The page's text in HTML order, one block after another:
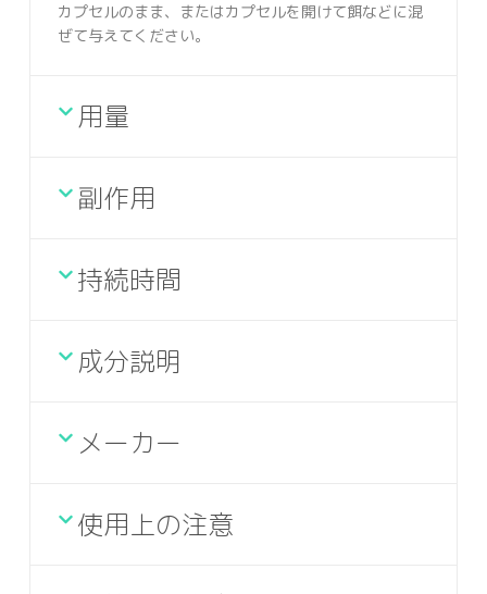
カプセルのまま、またはカプセルを開けて餌などに混
ぜて与えてください。
用量
副作用
持続時間
成分説明
メーカー
使用上の注意